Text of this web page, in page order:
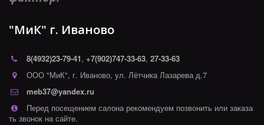
"МиК" г. Иваново
8(4932)23-79-41, +7(902)747-33-63, 27-33-63
ООО "МиК", г. Иваново, ул. Лётчика Лазарева д.7
meb37@yandex.ru
Перед посещением салона рекомендуем позвонить или заказа
ть звонок на сайте.